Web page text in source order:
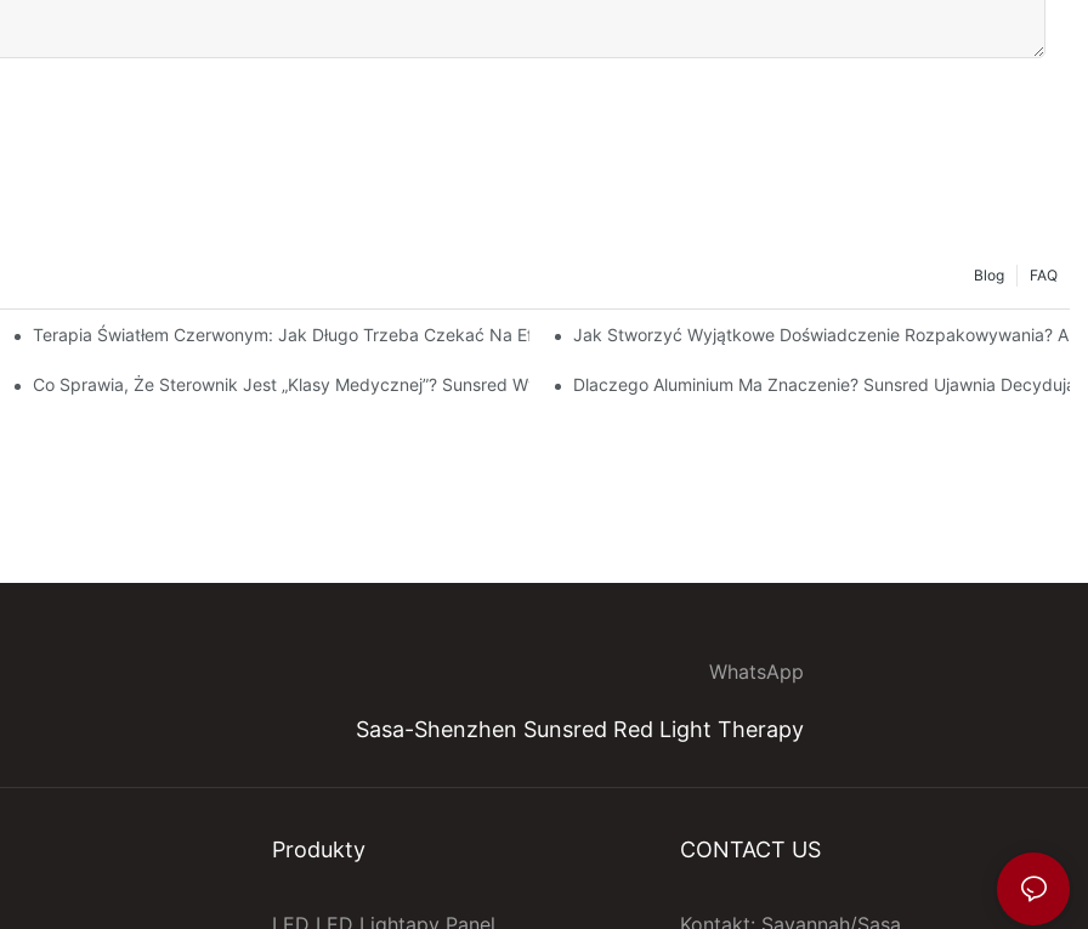
FAQ
Blog
Terapia Światłem Czerwonym: Jak Długo Trzeba Czekać Na Efekty?Jak Stworzyć Wyjątkowe Doświadczenie Rozpakowywania?
Dba O To, Aby Kable Zasilające I Wtyczki Spełniały Światowe Certyfikaty Bezpieczeństwa (UL/VDE/SAA)?
Co Sprawia, Że ​​sterownik Jest „klasy Medycznej”? Sunsred Wyjaśnia Technologię Stojącą Za Sterownikami Mocy I Kontrolą
Dlaczego Aluminium Ma Znaczenie? Sunsred Ujawnia
WhatsApp
Sasa-Shenzhen Sunsred Red Light Therapy
Produkty
LED LED Lightapy Panel
CONTACT US
Kontakt: Savannah/Sasa